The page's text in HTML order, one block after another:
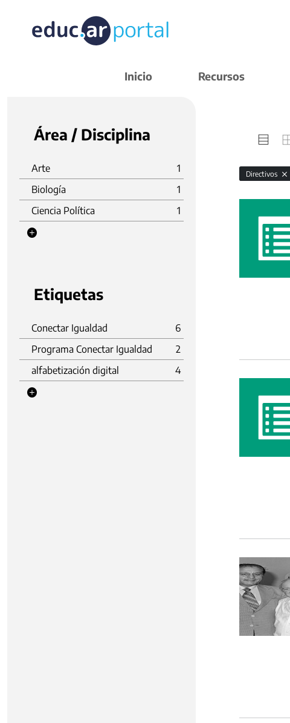
Inicio Recursos
Área / Disciplina
Arte
1
Biología
1
Ciencia Política
1
Etiquetas
Conectar Igualdad
6
Programa Conectar Igualdad
2
alfabetización digital
4
Directivos